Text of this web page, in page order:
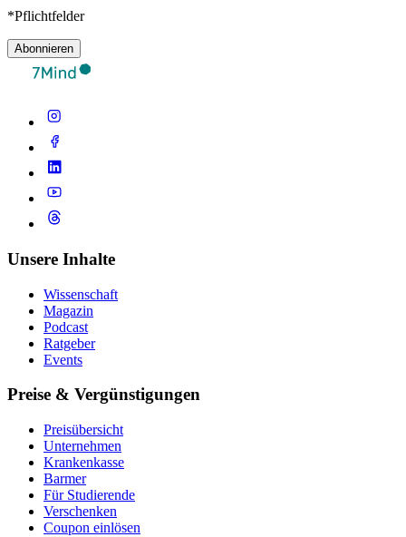
*Pflichtfelder
Abonnieren
Unsere Inhalte
Wissenschaft
Magazin
Podcast
Ratgeber
Events
Preise & Vergünstigungen
Preisübersicht
Unternehmen
Krankenkasse
Barmer
Für Studierende
Ver­schen­ken
Coupon einlösen